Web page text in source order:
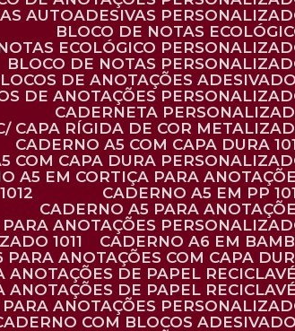
AUTOADESIVAS
BLOCO DE NOTAS
NOTAS ECOLÓGICO
BLOCO DE NOTAS
BLOCOS DE ANOTAÇÕES
DE ANOTAÇÕES
CADERNETA
CAPA RÍGIDA DE COR
CADERNO A5 COM CAPA DURA
COM CAPA DURA
A5 EM CORTIÇA PARA
CADERNO A5 EM PP
CADERNO A5 PARA
PARA ANOTAÇÕES
1011
CADERNO A6 EM
PARA ANOTAÇÕES COM CAPA
ANOTAÇÕES DE PAPEL
ANOTAÇÕES DE PAPEL
PARA ANOTAÇÕES
CADERNO COM BLOCOS